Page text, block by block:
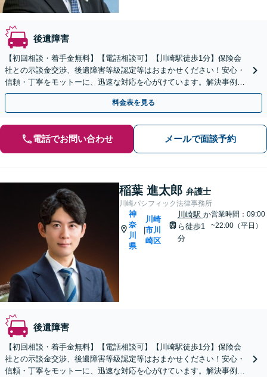
後遺障害
【初回相談・着手金無料】【電話相談可】【川崎駅徒歩1分】保険会
社との示談金交渉、後遺障害等級認定等はおまかせください！安心・
信頼・丁寧をモットーに、迅速な対応を心がけています。解決事例も
多数あり、交通事故に強い法律事務所と自負しております。
料金表を見る
電話でお問い合わせ メールで面談予約
稲葉 進太郎 弁護士
川崎パシフィック法律事務所
神
奈
川
県
|
川崎
市川
崎区
川崎駅 か
ら徒歩1
分
営業時間：09:00
~22:00（平日）
後遺障害
【初回相談・着手金無料】【電話相談可】【川崎駅徒歩1分】保険会
社との示談金交渉、後遺障害等級認定等はおまかせください！安心・
信頼・丁寧をモットーに、迅速な対応を心がけています。解決事例も